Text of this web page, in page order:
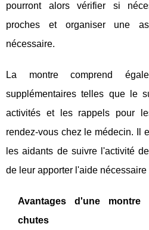
pourront alors vérifier si
proches et organiser une
nécessaire.
La montre comprend
supplémentaires telles que le
activités et les rappels pour
rendez-vous chez le médecin. Il
les aidants de suivre l'activité
de leur apporter l'aide
Avantages d'une
chutes